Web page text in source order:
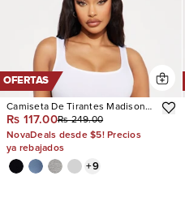
OFERTAS
Camiseta De Tirantes Madison
Basic Square Neck
Rs 117.00Rs 249.00
NovaDeals desde $5! Precios
ya rebajados
+9